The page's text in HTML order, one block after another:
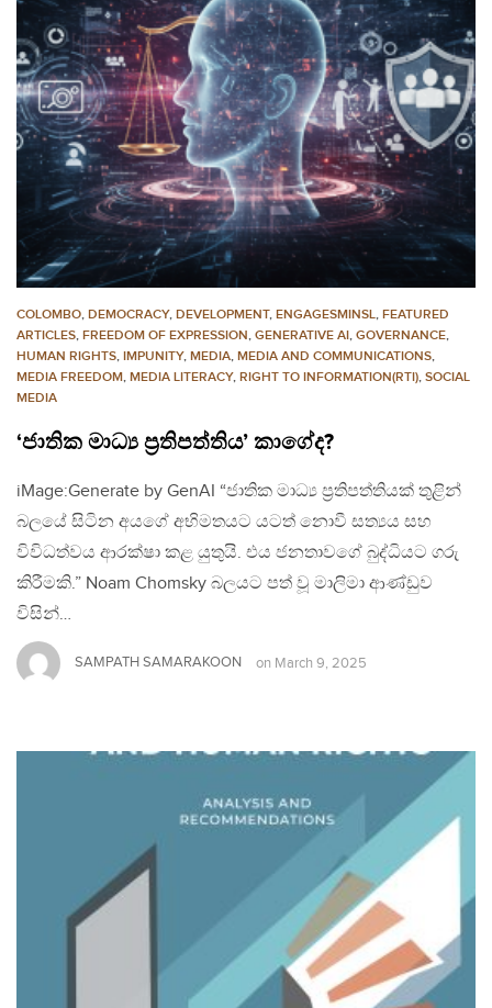
COLOMBO, DEMOCRACY, DEVELOPMENT, ENGAGESMINSL, FEATURED
ARTICLES, FREEDOM OF EXPRESSION, GENERATIVE AI, GOVERNANCE,
HUMAN RIGHTS, IMPUNITY, MEDIA, MEDIA AND COMMUNICATIONS,
MEDIA FREEDOM, MEDIA LITERACY, RIGHT TO INFORMATION(RTI), SOCIAL
MEDIA
‘ජාතික මාධ්‍ය ප්‍රතිපත්තිය’ කාගේද?
iMage:Generate by GenAI “ජාතික මාධ්‍ය ප්‍රතිපත්තියක් තුළින්
බලයේ සිටින අයගේ අභිමතයට යටත් නොවී සත්‍යය සහ
විවිධත්වය ආරක්ෂා කළ යුතුයි. එය ජනතාවගේ බුද්ධියට ගරු
කිරීමකි.” Noam Chomsky බලයට පත් වූ මාලිමා ආණ්ඩුව
විසින්…
SAMPATH SAMARAKOON on March 9, 2025